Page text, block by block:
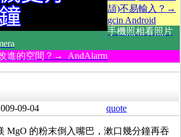
頡)不易輸入？→
gcin Android
手機照相看照片
進的空間？→ AndAlarm
09-04 quote
MgO 的粉末倒入嘴巴，漱口幾分鐘再吞